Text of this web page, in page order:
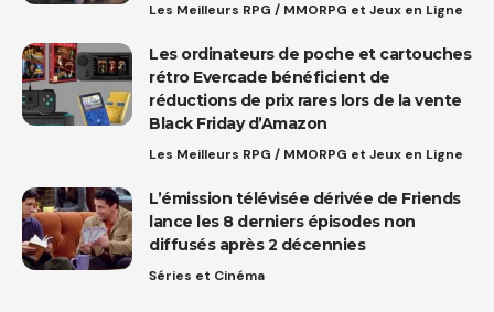
Les Meilleurs RPG / MMORPG et Jeux en Ligne
Les ordinateurs de poche et cartouches
rétro Evercade bénéficient de
réductions de prix rares lors de la vente
Black Friday d’Amazon
Les Meilleurs RPG / MMORPG et Jeux en Ligne
L’émission télévisée dérivée de Friends
lance les 8 derniers épisodes non
diffusés après 2 décennies
Séries et Cinéma